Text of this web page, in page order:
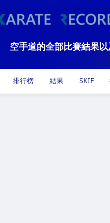
空手道的全部比賽結果
排行榜 結果 SKIF